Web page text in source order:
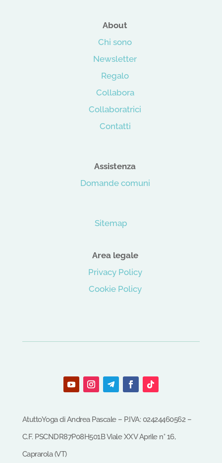
About
Chi sono
Newsletter
Regalo
Collabora
Collaboratrici
Contatti
Assistenza
Domande comuni
Sitemap
Area legale
Privacy Policy
Cookie Policy
AtuttoYoga di Andrea Pascale – P.IVA: 02424460562 –
C.F. PSCNDR87P08H501BViale XXV Aprile n° 16,
Caprarola (VT)